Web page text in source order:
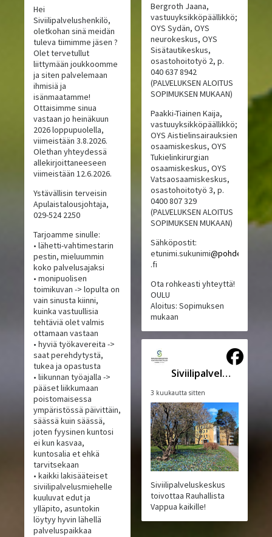
Hei
Siviilipalvelushenkilö,
oletkohan sinä meidän
tuleva tiimimme jäsen ?
Olet tervetullut
liittymään joukkoomme
ja siten palvelemaan
ihmisiä ja
isänmaatamme!
Ottaisimme sinua
vastaan jo heinäkuun
2026 loppupuolella,
viimeistään 3.8.2026.
Olethan yhteydessä
allekirjoittaneeseen
viimeistään 12.6.2026.
Ystävällisin terveisin
Apulaistalousjohtaja,
029-524 2250
Tarjoamme sinulle:
• lähetti-vahtimestarin
pestin, mieluummin
koko palvelusajaksi
• monipuolisen
toimikuvan -> lopulta on
vain sinusta kiinni,
kuinka vastuullisia
tehtäviä olet valmis
ottamaan vastaan
• hyviä työkavereita ->
saat perehdytystä,
tukea ja opastusta
• liikunnan työajalla ->
pääset liikkumaan
poistomaisessa
ympäristössä päivittäin,
säässä kuin säässä,
joten fyysinen kuntosi
ei kun kasvaa,
kuntosalia et ehkä
tarvitsekaan
• kaikki lakisääteiset
siviilipalvelusmiehelle
kuuluvat edut ja
ylläpito, asuntokin
löytyy hyvin lähellä
palveluspaikkaa
Bergroth Jaana,
vastuuyksikköpäällikkö;
OYS Sydän, OYS
neurokeskus, OYS
Sisätautikeskus,
osastohoitotyö 2, p.
040 637 8942
(PALVELUKSEN ALOITUS
SOPIMUKSEN MUKAAN)
Paakki-Tiainen Kaija,
vastuuyksikköpäällikkö;
OYS Aistielinsairauksien
osaamiskeskus, OYS
Tukielinkirurgian
osaamiskeskus, OYS
Vatsaosaamiskeskus,
osastohoitotyö 3, p.
0400 807 329
(PALVELUKSEN ALOITUS
SOPIMUKSEN MUKAAN)
Sähköpostit:
etunimi.sukunimi@pohde
.fi
Ota rohkeasti yhteyttä!
OULU
Aloitus: Sopimuksen
mukaan
Siviilipalveluskeskus
3 kuukautta sitten
Siviilipalveluskeskus
toivottaa Rauhallista
Vappua kaikille!